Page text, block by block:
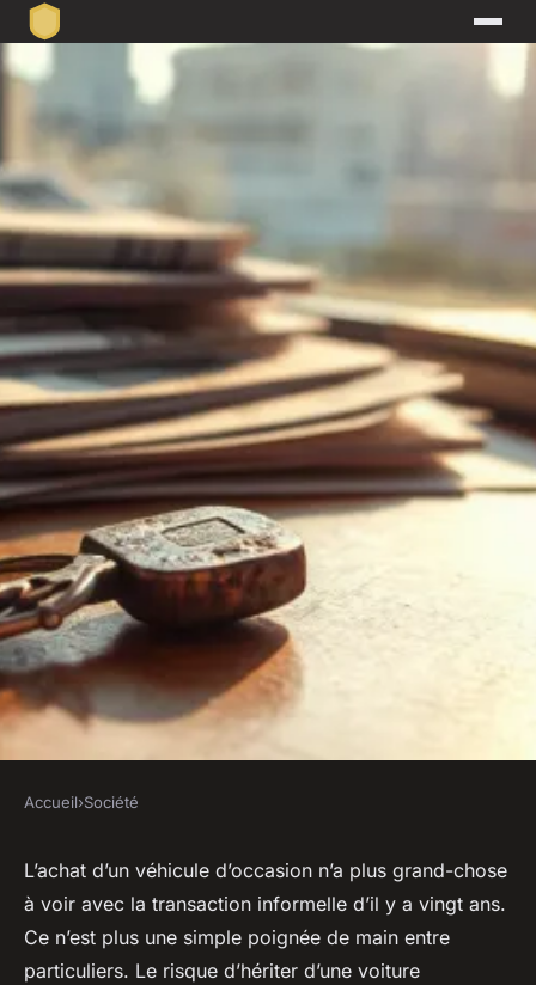
Top 10 critères essentiels pour
un achat de véhicule
d'occasion
Accueil›Société
L’achat d’un véhicule d’occasion n’a plus grand-chose
à voir avec la transaction informelle d’il y a vingt ans.
Ce n’est plus une simple poignée de main entre
particuliers. Le risque d’hériter d’une voiture